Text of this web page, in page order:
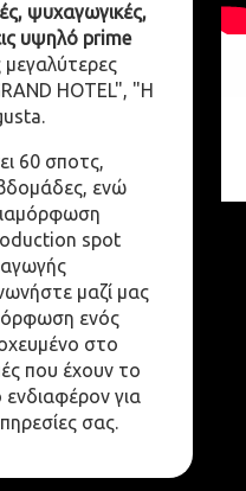
ψυχαγωγικές,
υψηλό prime
μεγαλύτερες
HOTEL", "Η
60 σποτς,
ενώ
spot
μαζί μας
ενός
στο
που έχουν το
για
σας.